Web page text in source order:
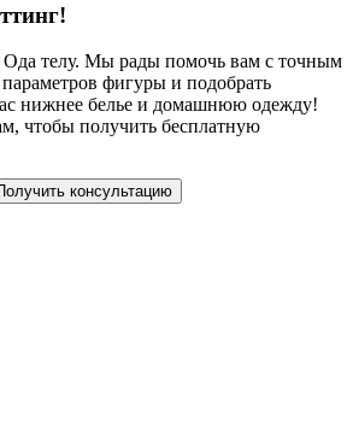
Ода телу. Мы рады помочь вам с точным
фигуры и подобрать
нижнее белье и домашнюю одежду!
чтобы получить бесплатную
консультацию